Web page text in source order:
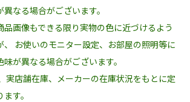
なる場合がございます。
品画像もできる限り実物の色に近づけるよう
、 お使いのモニター設定、お部屋の照明等に
が異なる場合がございます。
実店舗在庫、メーカーの在庫状況をもとに定
す。